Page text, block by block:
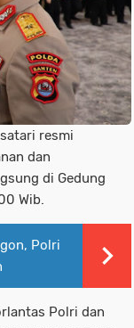
resmi
dan
di Gedung
Wib.
Polri
Polri dan